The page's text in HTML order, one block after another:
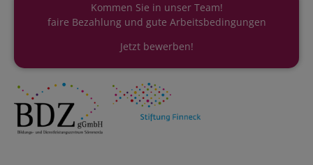
Kommen Sie in unser Team!
faire Bezahlung und gute Arbeitsbedingungen
Jetzt bewerben!